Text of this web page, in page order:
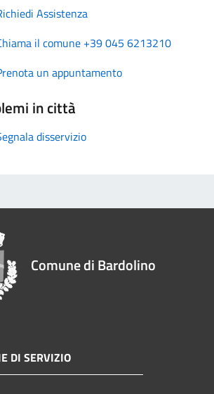
Assistenza
il comune +39 045 6213210
un appuntamento
in città
disservizio
Comune di Bardolino
DI SERVIZIO